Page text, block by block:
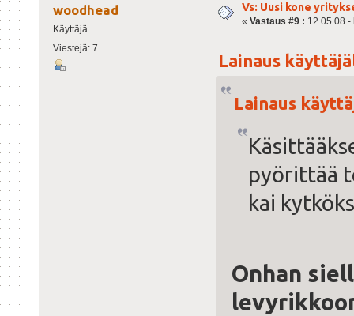
woodhead
Käyttäjä
Viestejä: 7
Vs: Uusi kone
« Vastaus #9 : 12.05.08 -
Lainaus
Lainaus
pyörittää
kai
Onhan